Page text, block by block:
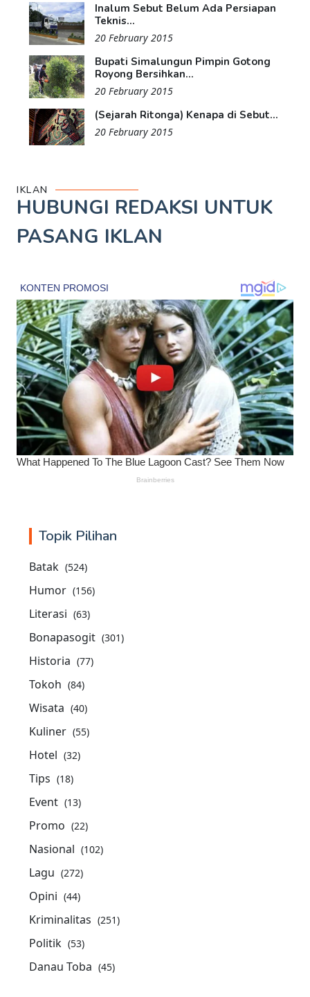
Inalum Sebut Belum Ada Persiapan
Teknis...
20 February 2015
Bupati Simalungun Pimpin Gotong
Royong Bersihkan...
20 February 2015
(Sejarah Ritonga) Kenapa di Sebut...
20 February 2015
IKLAN
HUBUNGI REDAKSI UNTUK
PASANG IKLAN
Topik Pilihan
Batak (524)
Humor (156)
Literasi (63)
Bonapasogit (301)
Historia (77)
Tokoh (84)
Wisata (40)
Kuliner (55)
Hotel (32)
Tips (18)
Event (13)
Promo (22)
Nasional (102)
Lagu (272)
Opini (44)
Kriminalitas (251)
Politik (53)
Danau Toba (45)